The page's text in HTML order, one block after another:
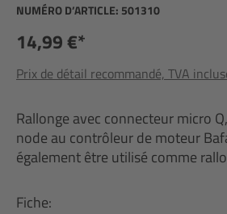
NUMÉRO D’ARTICLE: 501310
14,99 €*
Prix de détail recommandé, TVA
Rallonge avec connecteur micro
node au contrôleur de moteur
également être utilisé comme
Fiche: